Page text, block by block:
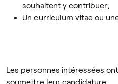
souhaitent y contribuer;
Un curriculum vitae ou
Les personnes intéressées ont
soumettre leur candidature.